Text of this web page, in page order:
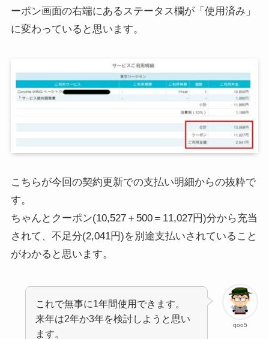
ーポン画面の右端にあるステータス欄が「使用済み」
に変わっていると思います。
こちらが今回の契約更新での支払い明細からの抜粋で
す。
ちゃんとクーポン(10,527＋500＝11,027円)分から充当
されて、不足分(2,041円)を別途支払いされていること
がわかると思います。
qoo5
これで無事に1年間使用できます。
来年は2年か3年を検討しようと思い
ます。